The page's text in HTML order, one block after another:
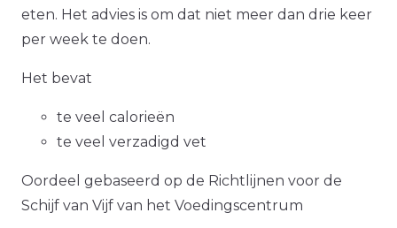
eten. Het advies is om dat niet meer dan drie keer
per week te doen.
Het bevat
te veel calorieën
te veel verzadigd vet
Oordeel gebaseerd op de Richtlijnen voor de
Schijf van Vijf van het Voedingscentrum